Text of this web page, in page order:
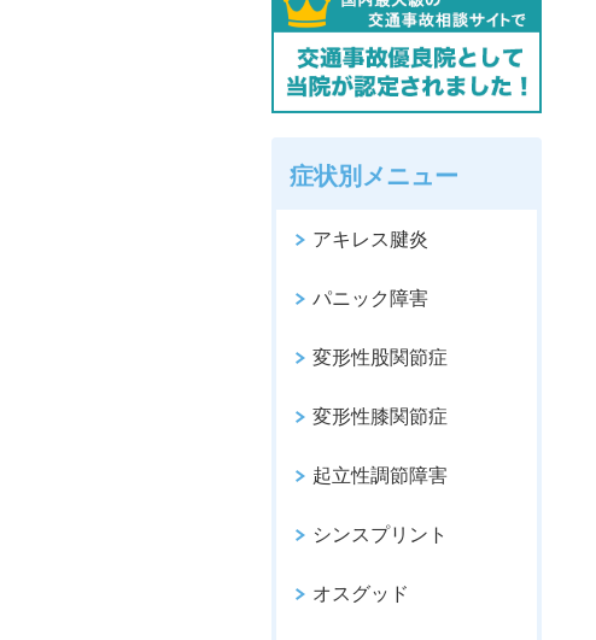
症状別メニュー
アキレス腱炎
パニック障害
変形性股関節症
変形性膝関節症
起立性調節障害
シンスプリント
オスグッド